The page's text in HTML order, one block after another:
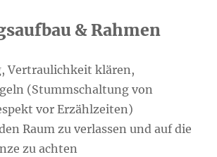
& Rahmen
Vertraulichkeit klären,
(Stummschaltung von
vor Erzählzeiten)
Raum zu verlassen und auf die
zu achten